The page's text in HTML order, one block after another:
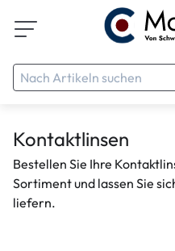
Kontaktlinsen
Bestellen Sie Ihre
Sortiment und lassen Sie
liefern.